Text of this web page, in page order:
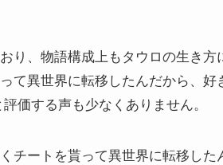
り、物語構成上もタウロの生き方
て異世界に転移したんだから、好
価する声も少なくありません。
チートを貰って異世界に転移した